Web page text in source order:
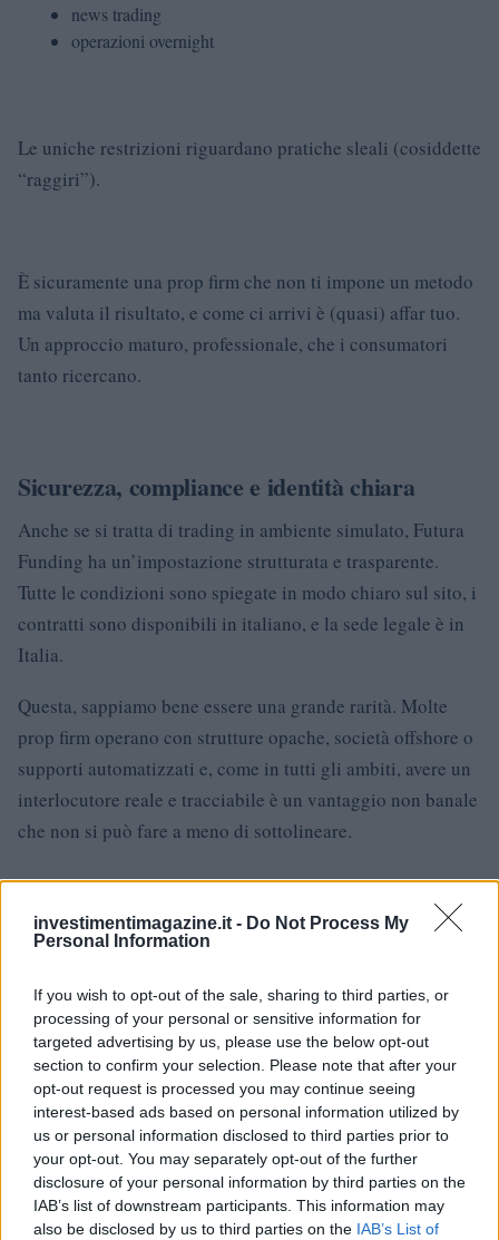
investimentimagazine.it - Do Not Process My
Personal Information
If you wish to opt-out of the sale, sharing to third parties, or
processing of your personal or sensitive information for
targeted advertising by us, please use the below opt-out
section to confirm your selection. Please note that after your
opt-out request is processed you may continue seeing
interest-based ads based on personal information utilized by
us or personal information disclosed to third parties prior to
your opt-out. You may separately opt-out of the further
disclosure of your personal information by third parties on the
IAB’s list of downstream participants. This information may
also be disclosed by us to third parties on the IAB’s List of
news trading
operazioni overnight
Le uniche restrizioni riguardano pratiche sleali (cosiddette
“raggiri”).
È sicuramente una prop firm che non ti impone un metodo
ma valuta il risultato, e come ci arrivi è (quasi) affar tuo.
Un approccio maturo, professionale, che i consumatori
tanto ricercano.
Sicurezza, compliance e identità chiara
Anche se si tratta di trading in ambiente simulato, Futura
Funding ha un’impostazione strutturata e trasparente.
Tutte le condizioni sono spiegate in modo chiaro sul sito, i
contratti sono disponibili in italiano, e la sede legale è in
Italia.
Questa, sappiamo bene essere una grande rarità. Molte
prop firm operano con strutture opache, società offshore o
supporti automatizzati e, come in tutti gli ambiti, avere un
interlocutore reale e tracciabile è un vantaggio non banale
che non si può fare a meno di sottolineare.
Considerazioni finali
Futura Funding è una prop firm progettata per premiare chi
pretende di esserlo. Ma per chi ha (o vuole costruire) un
approccio professionale al trading, può essere il
trampolino giusto.
Semplice da usare
Con payout tra i più veloci del settore
E, ad oggi, probabilmente la prop firm più affidabile per il